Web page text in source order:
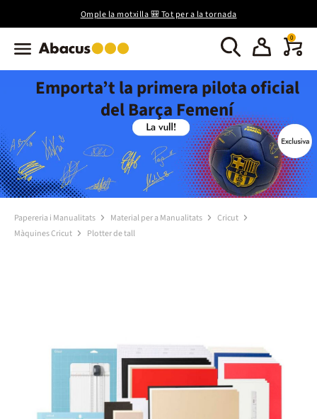
Omple la motxilla 🎒 Tot per a la tornada
0
Emporta’t la primera pilota oficial
del Barça Femení
Papereria i Manualitats Material per a Manualitats
Cricut
Màquines Cricut
Plotter de tall